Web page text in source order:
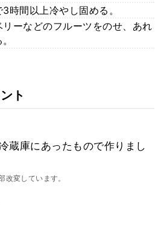
時間以上冷やし固める。
ーなどのフルーツをのせ、あれ
ト
蔵庫にあったもので作りまし
変しています。